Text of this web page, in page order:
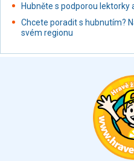
Nápoje alkoholické
Restaurace, jídelny, hotová
Fastfood
Studená kuchyně,
Hubněte s podporou lektorky
Chcete poradit s hubnutím?
svém regionu